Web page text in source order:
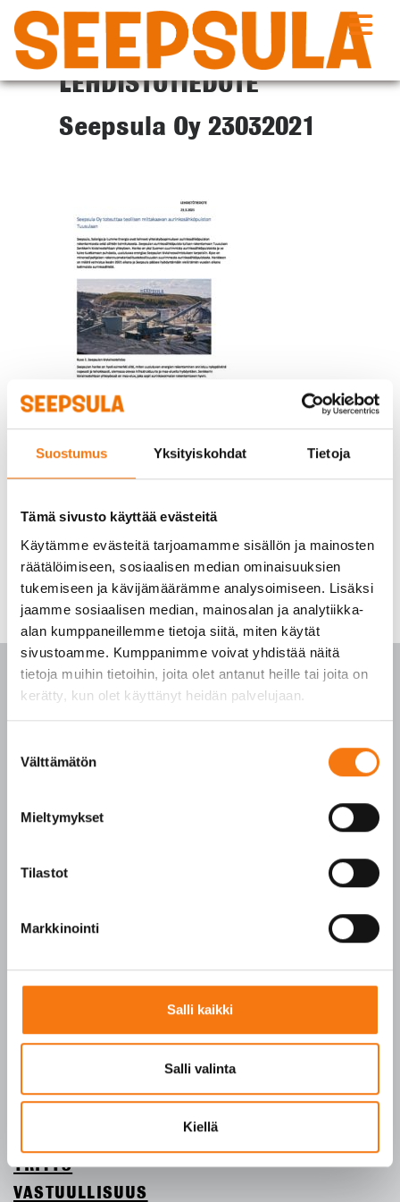
Suostumus Yksityiskohdat Tietoja
Tämä sivusto käyttää evästeitä
Käytämme evästeitä tarjoamamme sisällön ja mainosten
räätälöimiseen, sosiaalisen median ominaisuuksien
tukemiseen ja kävijämäärämme analysoimiseen. Lisäksi
jaamme sosiaalisen median, mainosalan ja analytiikka-
alan kumppaneillemme tietoja siitä, miten käytät
sivustoamme. Kumppanimme voivat yhdistää näitä
tietoja muihin tietoihin, joita olet antanut heille tai joita on
kerätty, kun olet käyttänyt heidän palvelujaan.
valinta
Välttämätön
Mieltymykset
Tilastot
Markkinointi
Salli kaikki
Salli valinta
Kiellä
Siirry
sisältöön
LEHDISTÖTIEDOTE
Seepsula Oy 23032021
paikallisverkkomaksu (pvm))
SFS-EN 12620
Tietosuojaseloste
ETUSIVU
YRITYS
VASTUULLISUUS